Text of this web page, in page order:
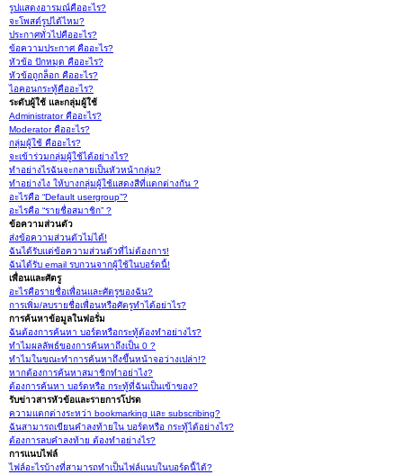
รูปแสดงอารมณ์คืออะไร?
จะโพสต์รูปได้ไหม?
ประกาศทั่วไปคืออะไร?
ข้อความประกาศ คืออะไร?
หัวข้อ ปักหมุด คืออะไร?
หัวข้อถูกล็อก คืออะไร?
ไอคอนกระทู้คืออะไร?
ระดับผู้ใช้ และกลุ่มผู้ใช้
Administrator คืออะไร?
Moderator คืออะไร?
กลุ่มผู้ใช้ คืออะไร?
จะเข้าร่วมกลุ่มผู้ใช้ได้อย่างไร?
ทำอย่างไรฉันจะกลายเป็นหัวหน้ากลุ่ม?
ทำอย่างไง ให้บางกลุ่มผู้ใช้แสดงสีที่แตกต่างกัน ?
อะไรคือ “Default usergroup”?
อะไรคือ “รายชื่อสมาชิก” ?
ข้อความส่วนตัว
ส่งข้อความส่วนตัวไม่ได้!
ฉันได้รับแต่ข้อความส่วนตัวที่ไม่ต้องการ!
ฉันได้รับ email รบกวนจากผู้ใช้ในบอร์ดนี้!
เพื่อนและศัตรู
อะไรคือรายชื่อเพื่อนและศัตรูของฉัน?
การเพิ่ม/ลบรายชื่อเพื่อนหรือศัตรูทำได้อย่าไร?
การค้นหาข้อมูลในฟอรั่ม
ฉันต้องการค้นหา บอร์ดหรือกระทู้ต้องทำอย่างไร?
ทำไมผลลัพธ์ของการค้นหาถึงเป็น 0 ?
ทำไมในขณะทำการค้นหาถึงขึ้นหน้าจอว่างเปล่า!?
หากต้องการค้นหาสมาชิกทำอย่าไง?
ต้องการค้นหา บอร์ดหรือ กระทู้ที่ฉันเป็นเข้าของ?
รับข่าวสารหัวข้อและรายการโปรด
ความแตกต่างระหว่า bookmarking และ subscribing?
ฉันสามารถเขียนคำลงท้ายใน บอร์ดหรือ กระทู้ได้อย่างไร?
ต้องการลบคำลงท้าย ต้องทำอย่างไร?
การแนบไฟล์
ไฟล์อะไรบ้างที่สามารถทำเป็นไฟล์แนบในบอร์ดนี้ได้?